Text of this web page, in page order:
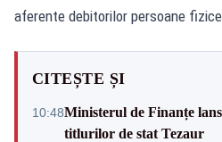
aferente debitorilor persoane
CITEȘTE ȘI
10:48Ministerul de Finanțe
titlurilor de stat Tezaur